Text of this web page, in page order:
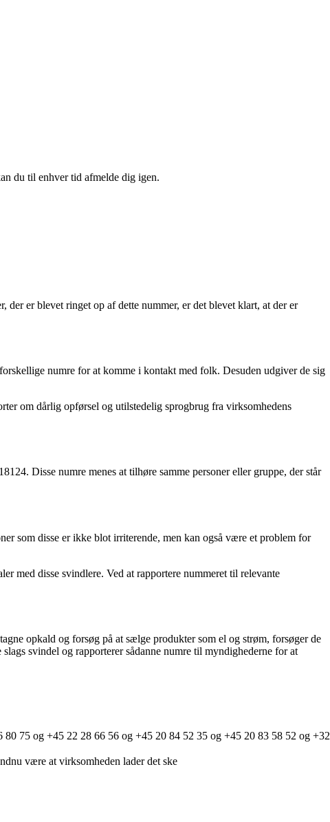
du til enhver tid afmelde dig igen.
er blevet ringet op af dette nummer, er det blevet klart, at der er
numre for at komme i kontakt med folk. Desuden udgiver de sig
om dårlig opførsel og utilstedelig sprogbrug fra virksomhedens
Disse numre menes at tilhøre samme personer eller gruppe, der står
som disse er ikke blot irriterende, men kan også være et problem for
med disse svindlere. Ved at rapportere nummeret til relevante
opkald og forsøg på at sælge produkter som el og strøm, forsøger de
svindel og rapporterer sådanne numre til myndighederne for at
75 og +45 22 28 66 56 og +45 20 84 52 35 og +45 20 83 58 52 og +32
være at virksomheden lader det ske